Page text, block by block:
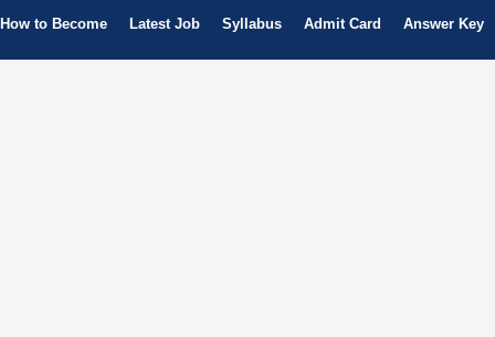
How to Become Latest Job Syllabus Admit Card Answer Key